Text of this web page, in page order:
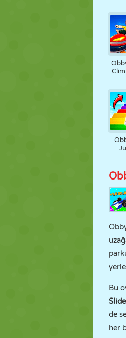
Bu
Slide
de
her